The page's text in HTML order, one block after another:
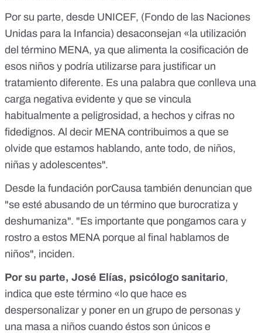
Por su parte, desde UNICEF, (Fondo de las Naciones
Unidas para la Infancia) desaconsejan «la utilización
del término MENA, ya que alimenta la cosificación de
esos niños y podría utilizarse para justificar un
tratamiento diferente. Es una palabra que conlleva una
carga negativa evidente y que se vincula
habitualmente a peligrosidad, a hechos y cifras no
fidedignos. Al decir MENA contribuimos a que se
olvide que estamos hablando, ante todo, de niños,
niñas y adolescentes".
Desde la fundación porCausa también denuncian que
"se esté abusando de un término que burocratiza y
deshumaniza". "Es importante que pongamos cara y
rostro a estos MENA porque al final hablamos de
niños", inciden.
Por su parte, José Elías, psicólogo sanitario,
indica que este término «lo que hace es
despersonalizar y poner en un grupo de personas y
una masa a niños cuando éstos son únicos e